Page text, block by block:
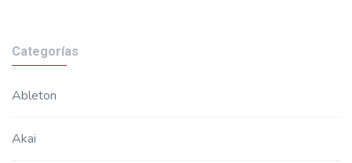
Categorías
Ableton
Akai